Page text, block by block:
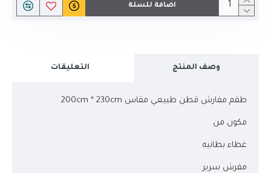
اضافة للسلة
وصف المنتج التعليقات
طقم مفارش قطن طبيعي مقاس 200cm * 230cm
مكون من
غطاء بطانيه
مفرش سرير